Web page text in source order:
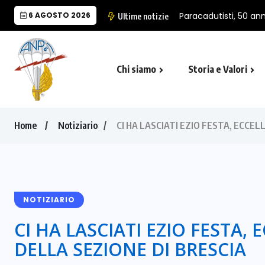
6 AGOSTO 2026 Ultime notizie Paracadutisti, 50
Chi siamo Storia e Valori
Home Notiziario CI HA LASCIATI EZIO FESTA,
NOTIZIARIO
CI HA LASCIATI EZIO FESTA,
DELLA SEZIONE DI BRESCIA